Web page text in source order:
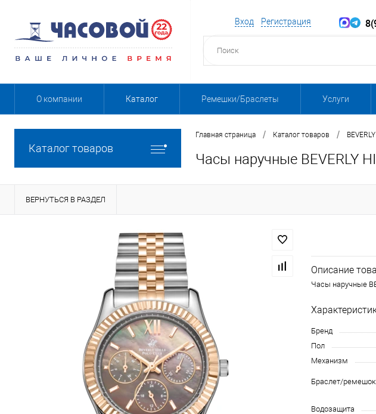
Вход Регистрация
О компании Каталог Ремешки/Браслеты Услуги
Каталог товаров
Главная страница / Каталог товаров /
Часы наручные BEVERLY
ВЕРНУТЬСЯ В РАЗДЕЛ
Описание
Часы наручные
Бренд
Пол
Механизм
Браслет/ремешок
Водозащита